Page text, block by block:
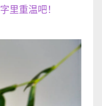
里重温吧！